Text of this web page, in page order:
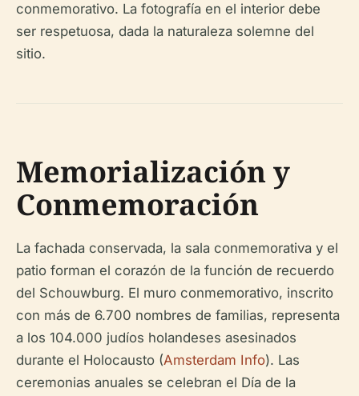
conmemorativo. La fotografía en el interior debe
ser respetuosa, dada la naturaleza solemne del
sitio.
Memorialización y
Conmemoración
La fachada conservada, la sala conmemorativa y el
patio forman el corazón de la función de recuerdo
del Schouwburg. El muro conmemorativo, inscrito
con más de 6.700 nombres de familias, representa
a los 104.000 judíos holandeses asesinados
durante el Holocausto (Amsterdam Info). Las
ceremonias anuales se celebran el Día de la